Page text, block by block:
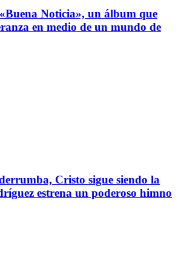
Noticia», un álbum que
en medio de un mundo de
Cristo sigue siendo la
estrena un poderoso himno